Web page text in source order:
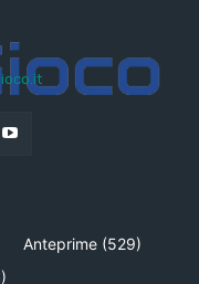
Anteprime (529)